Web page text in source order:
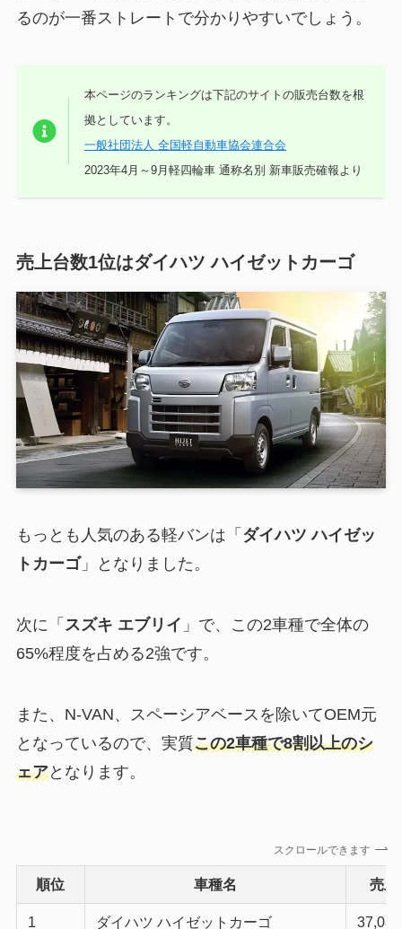
るのが一番ストレートで分かりやすいでしょう。
本ページのランキングは下記のサイトの販売台数を根
拠としています。
一般社団法人 全国軽自動車協会連合会
2023年4月～9月軽四輪車 通称名別 新車販売確報より
売上台数1位はダイハツ ハイゼットカーゴ
もっとも人気のある軽バンは「 ダイハツ ハイゼッ
トカーゴ」となりました。
次に「 スズキ エブリイ 」で、この2車種で全体の
65%程度を占める2強です。
また、N-VAN、スペーシアベースを除いてOEM元
となっているので、実質この2車種で8割以上のシ
ェアとなります。
スクロールできます
順位 車種名 売上
1 ダイハツ ハイゼットカーゴ 37,087